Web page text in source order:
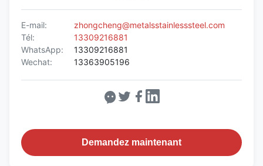
E-mail:
zhongcheng@metalsstainlesssteel.com
Tél:
13309216881
WhatsApp:
13309216881
Wechat:
13363905196
Demandez maintenant